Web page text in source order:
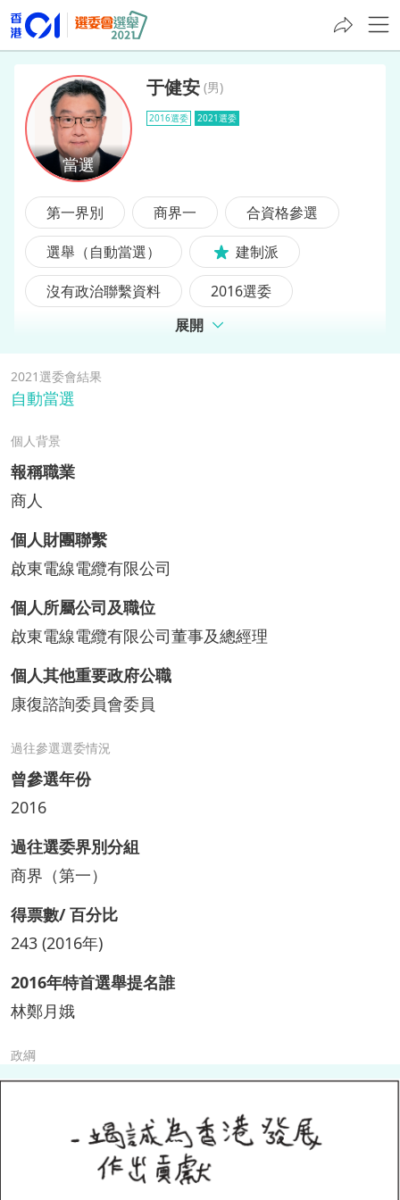
于健安
于健安 (男)
2016選委 2021選委
第一界別 商界一
合資格參選
選舉（自動當選）
建制派
沒有政治聯繫資料
2016選委
展開
2021選委會結果
自動當選
個人背景
報稱職業
商人
個人財團聯繫
啟東電線電纜有限公司
個人所屬公司及職位
啟東電線電纜有限公司董事及總經理
個人其他重要政府公職
康復諮詢委員會委員
過往參選選委情況
曾參選年份
2016
過往選委界別分組
商界（第一）
得票數/ 百分比
243 (2016年)
2016年特首選舉提名誰
林鄭月娥
政綱